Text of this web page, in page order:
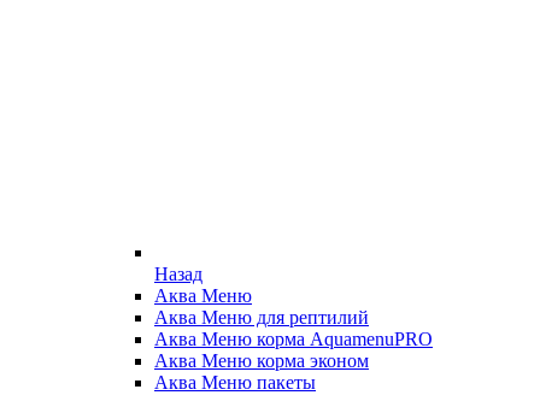
Назад
Аква Меню
Аква Меню для рептилий
Аква Меню корма AquamenuPRO
Аква Меню корма эконом
Аква Меню пакеты